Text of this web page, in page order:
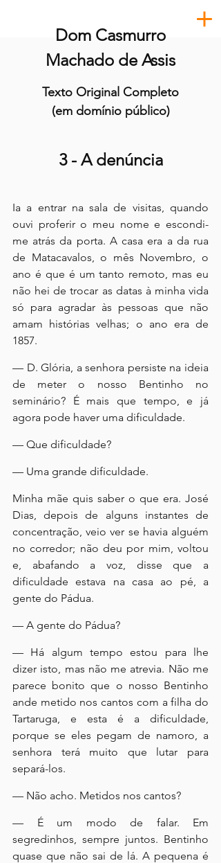
Dom Casmurro
Machado de Assis
Texto Original Completo
(em domínio público)
3 - A denúncia
Ia a entrar na sala de visitas, quando
ouvi proferir o meu nome e escondi-
me atrás da porta. A casa era a da rua
de Matacavalos, o mês Novembro, o
ano é que é um tanto remoto, mas eu
não hei de trocar as datas à minha vida
só para agradar às pessoas que não
amam histórias velhas; o ano era de
1857.
— D. Glória, a senhora persiste na ideia
de meter o nosso Bentinho no
seminário? É mais que tempo, e já
agora pode haver uma dificuldade.
— Que dificuldade?
— Uma grande dificuldade.
Minha mãe quis saber o que era. José
Dias, depois de alguns instantes de
concentração, veio ver se havia alguém
no corredor; não deu por mim, voltou
e, abafando a voz, disse que a
dificuldade estava na casa ao pé, a
gente do Pádua.
— A gente do Pádua?
— Há algum tempo estou para lhe
dizer isto, mas não me atrevia. Não me
parece bonito que o nosso Bentinho
ande metido nos cantos com a filha do
Tartaruga, e esta é a dificuldade,
porque se eles pegam de namoro, a
senhora terá muito que lutar para
separá-los.
— Não acho. Metidos nos cantos?
— É um modo de falar. Em
segredinhos, sempre juntos. Bentinho
quase que não sai de lá. A pequena é